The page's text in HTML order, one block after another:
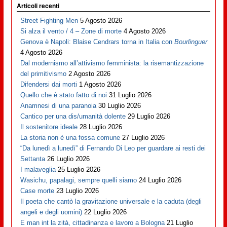
Articoli recenti
Street Fighting Men 5 Agosto 2026
Si alza il vento / 4 – Zone di morte 4 Agosto 2026
Genova è Napoli: Blaise Cendrars torna in Italia conBourlinguer
4 Agosto 2026
Dal modernismo all’attivismo femminista: la risemantizzazione
del primitivismo 2 Agosto 2026
Difendersi dai morti 1 Agosto 2026
Quello che è stato fatto di noi 31 Luglio 2026
Anamnesi di una paranoia 30 Luglio 2026
Cantico per una dis/umanità dolente 29 Luglio 2026
Il sostenitore ideale 28 Luglio 2026
La storia non è una fossa comune 27 Luglio 2026
“Da lunedì a lunedì” di Fernando Di Leo per guardare ai resti dei
Settanta 26 Luglio 2026
I malaveglia 25 Luglio 2026
Wasichu, papalagi, sempre quelli siamo 24 Luglio 2026
Case morte 23 Luglio 2026
Il poeta che cantò la gravitazione universale e la caduta (degli
angeli e degli uomini) 22 Luglio 2026
E man int la zità, cittadinanza e lavoro a Bologna 21 Luglio